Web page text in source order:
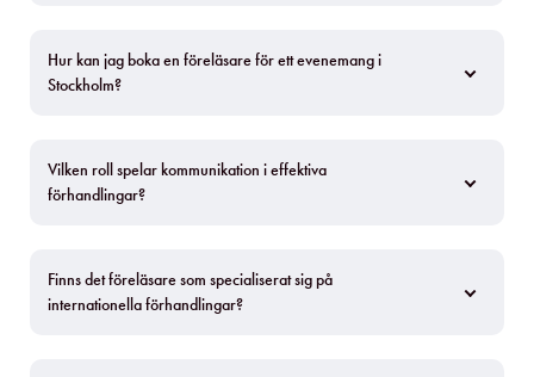
Hur kan jag boka en föreläsare för ett evenemang i
Stockholm?
Vilken roll spelar kommunikation i effektiva
förhandlingar?
Finns det föreläsare som specialiserat sig på
internationella förhandlingar?